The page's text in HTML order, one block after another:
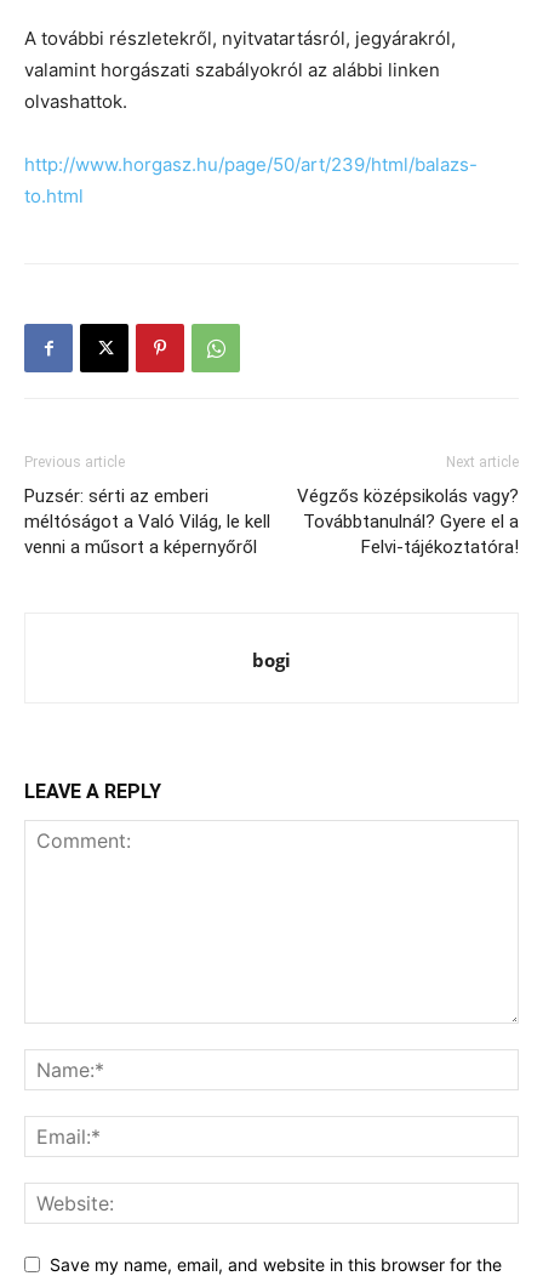
A további részletekről, nyitvatartásról, jegyárakról,
valamint horgászati szabályokról az alábbi linken
olvashattok.
http://www.horgasz.hu/page/50/art/239/html/balazs-
to.html
Previous article
Puzsér: sérti az emberi
méltóságot a Való Világ, le kell
venni a műsort a képernyőről
Next article
Végzős középsikolás vagy?
Továbbtanulnál? Gyere el a
Felvi-tájékoztatóra!
bogi
LEAVE A REPLY
Save my name, email, and website in this browser for the